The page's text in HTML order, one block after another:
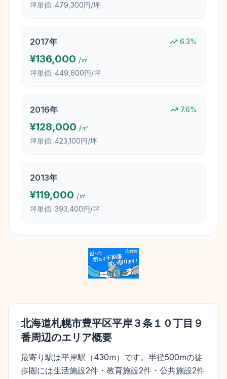
坪単価: 479,300円/坪
2017年 6.3%
¥136,000 /㎡
坪単価: 449,600円/坪
2016年 7.6%
¥128,000 /㎡
坪単価: 423,100円/坪
2013年
¥119,000 /㎡
坪単価: 393,400円/坪
北海道札幌市豊平区平岸３条１０丁目９
番周辺のエリア概要
最寄り駅は平岸駅（430m）です。半径500mの徒
歩圏には生活施設2件・教育施設2件・公共施設2件